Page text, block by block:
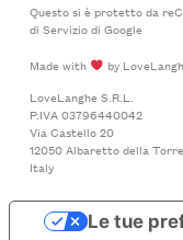
Questo si è protetto da
di Serviziodi Google
Made with
by
LoveLanghe S.R.L.
P.IVA 03796440042
Via Castello 20
12050 Albaretto della
Italy
Le tue